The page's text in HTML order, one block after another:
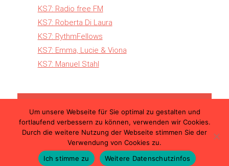
KS7: Radio free FM
KS7: Roberta Di Laura
KS7: RythmFellows
KS7: Emma, Lucie & Viona
KS7: Manuel Stahl
© 2026 Kunst Schimmer – Die internationale
Kunstmesse in Ulm |
Teilnahmebedingungen
| Datenschutzerklärung| Impressum
Um unsere Webseite für Sie optimal zu gestalten und
fortlaufend verbessern zu können, verwenden wir Cookies.
Durch die weitere Nutzung der Webseite stimmen Sie der
Verwendung von Cookies zu.
Ich stimme zu
Weitere Datenschutzinfos